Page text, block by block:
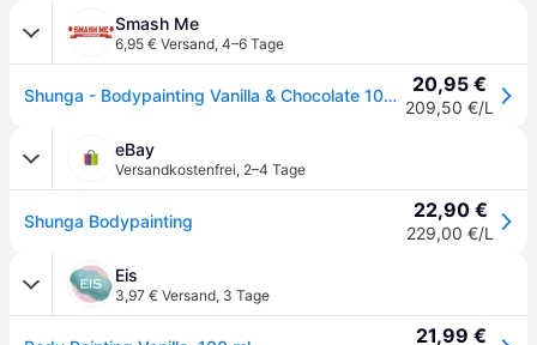
Smash Me
6,95 € Versand, 4–6 Tage
Shunga - Bodypainting Vanilla & Chocolate 100 ml 20,95 €
209,50 €/L
eBay
Versandkostenfrei, 2–4 Tage
Shunga Bodypainting 22,90 €
229,00 €/L
Eis
3,97 € Versand, 3 Tage
21,99 €